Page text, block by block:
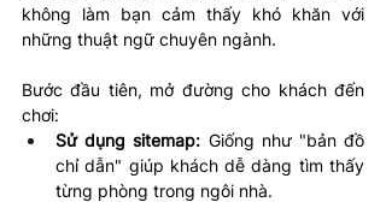
không làm bạn cảm thấy khó khăn với
những thuật ngữ chuyên ngành.
Bước đầu tiên, mở đường cho khách đến
chơi:
Sử dụng sitemap: Giống như "bản đồ
chỉ dẫn" giúp khách dễ dàng tìm thấy
từng phòng trong ngôi nhà.